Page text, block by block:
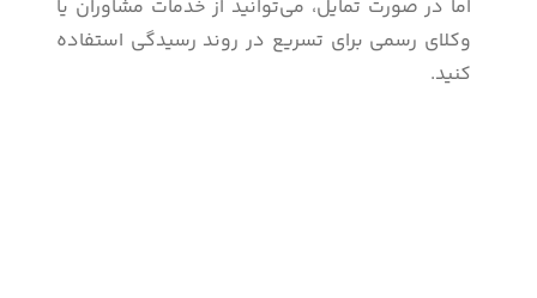
اما در صورت تمایل، می‌توانید از خدمات مشاوران یا
وکلای رسمی برای تسریع در روند رسیدگی استفاده
کنید.